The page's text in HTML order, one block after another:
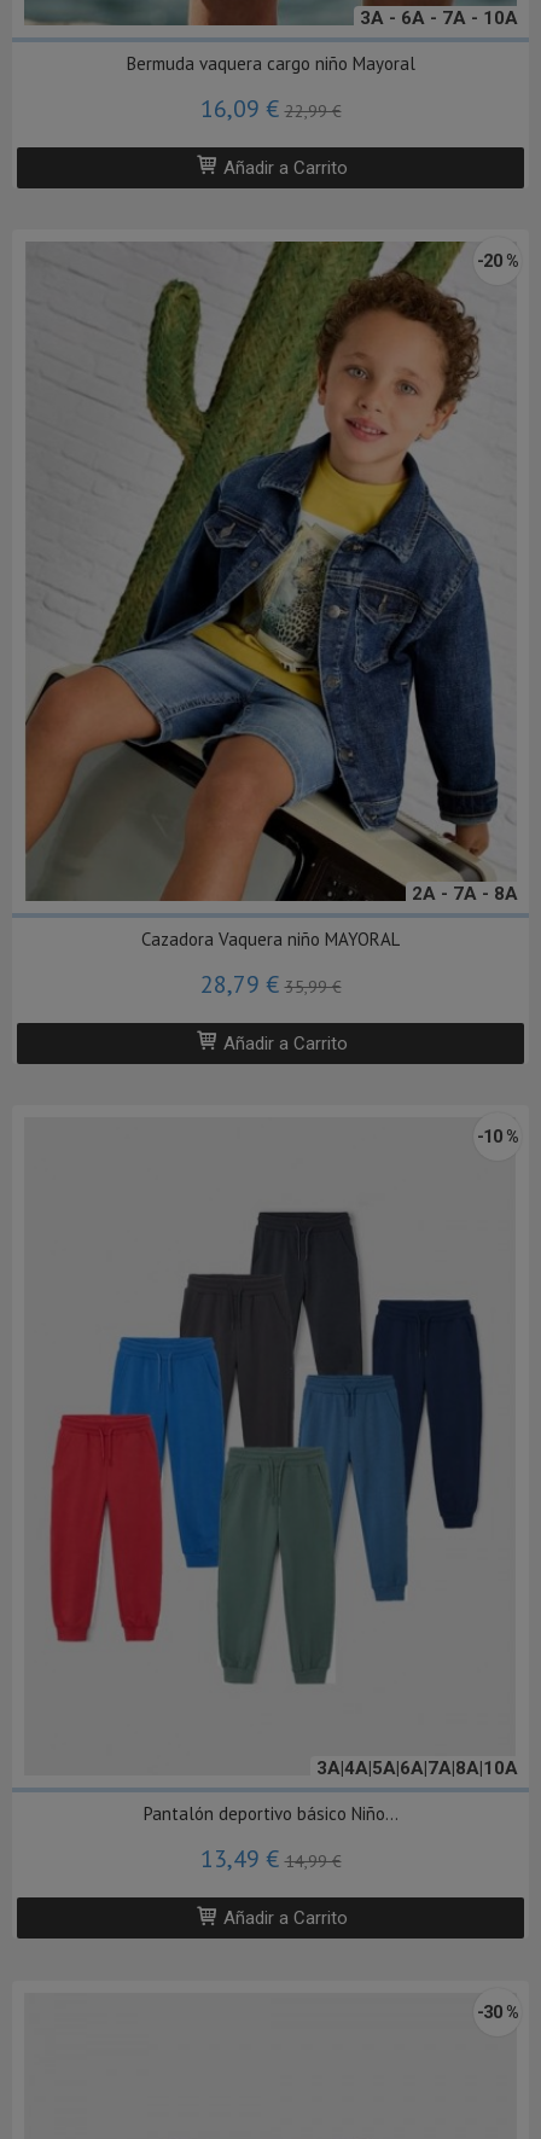
3A - 6A - 7A - 10A
Bermuda vaquera cargo niño Mayoral
16,09 €22,99 €
Añadir a Carrito
2A - 7A - 8A
-20 %
Cazadora Vaquera niño MAYORAL
28,79 €35,99 €
Añadir a Carrito
3A|4A|5A|6A|7A|8A|10A
-10 %
Pantalón deportivo básico Niño...
13,49 €14,99 €
Añadir a Carrito
-30 %